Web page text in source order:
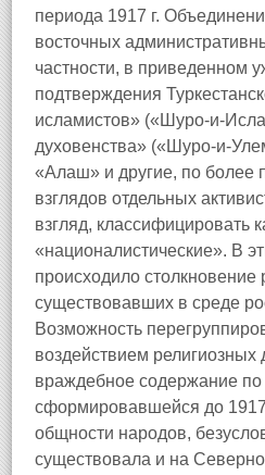
периода 1917 г.
восточных
частности, в приведенном
подтверждения
исламистов» («Шуро-и-
духовенства» («Шуро-и-
«Алаш» и другие, по более
взглядов отдельных
взгляд, классифицировать
«националистические». В
происходило столкновение
существовавших в среде
Возможность
воздействием
враждебное содержание
сформировавшейся до 1917
общности народов,
существовала и на